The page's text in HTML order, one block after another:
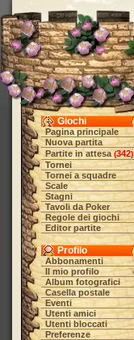
Giochi
Pagina principale
Nuova partita
Partite in attesa (342)
Tornei
Tornei a squadre
Scale
Stagni
Tavoli da Poker
Regole dei giochi
Editor partite
Profilo
Abbonamenti
Il mio profilo
Album fotografici
Casella postale
Eventi
Utenti amici
Utenti bloccati
Preferenze